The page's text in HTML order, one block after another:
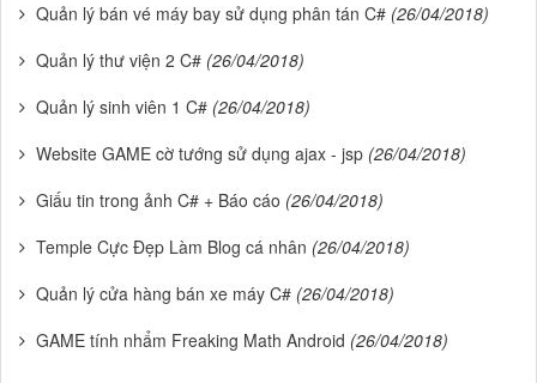
Quản lý bán vé máy bay sử dụng phân tán C# (26/04/2018)
Quản lý thư viện 2 C# (26/04/2018)
Quản lý sinh viên 1 C# (26/04/2018)
Website GAME cờ tướng sử dụng ajax - jsp (26/04/2018)
Giấu tin trong ảnh C# + Báo cáo (26/04/2018)
Temple Cực Đẹp Làm Blog cá nhân (26/04/2018)
Quản lý cửa hàng bán xe máy C# (26/04/2018)
GAME tính nhẩm Freaking Math Android (26/04/2018)